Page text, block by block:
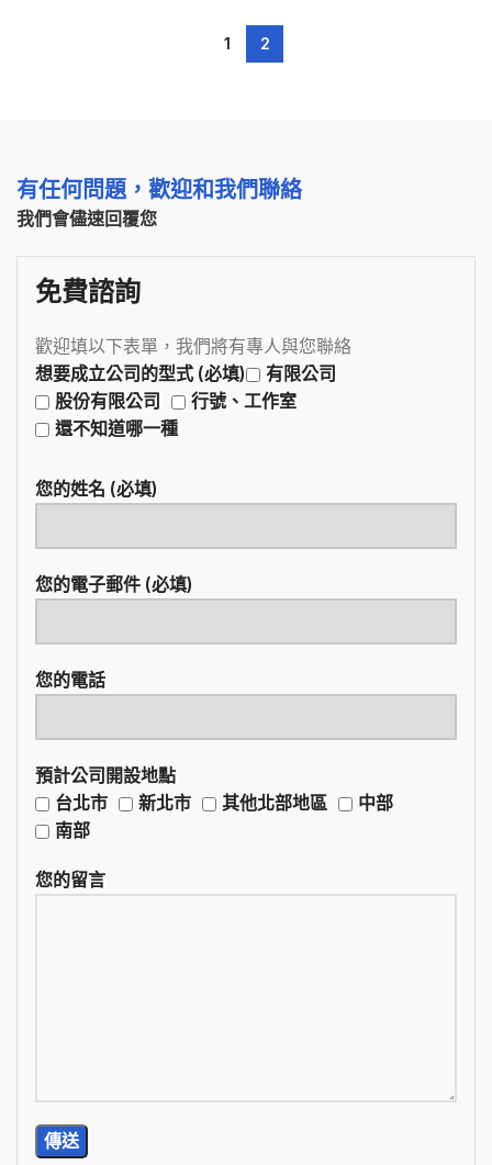
1 2
有任何問題，歡迎和我們聯絡
我們會儘速回覆您
免費諮詢
歡迎填以下表單，我們將有專人與您聯絡
想要成立公司的型式 (必填)
有限公司
股份有限公司
行號、工作室
還不知道哪一種
您的姓名 (必填)
您的電子郵件 (必填)
您的電話
預計公司開設地點
台北市
新北市 其他北部地區
中部
南部
您的留言